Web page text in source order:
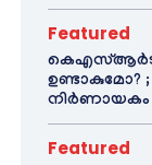
Featured
ഉണ്ടാകുമോ?
നിർണായകം
Featured